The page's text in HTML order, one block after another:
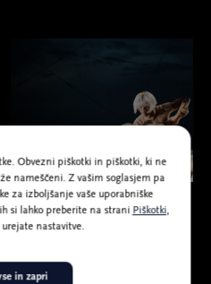
Obvezni piškotki in piškotki, ki ne
nameščeni. Z vašim soglasjem pa
za izboljšanje vaše uporabniške
si lahko preberite na strani Piškotki,
urejate nastavitve.
in zapri